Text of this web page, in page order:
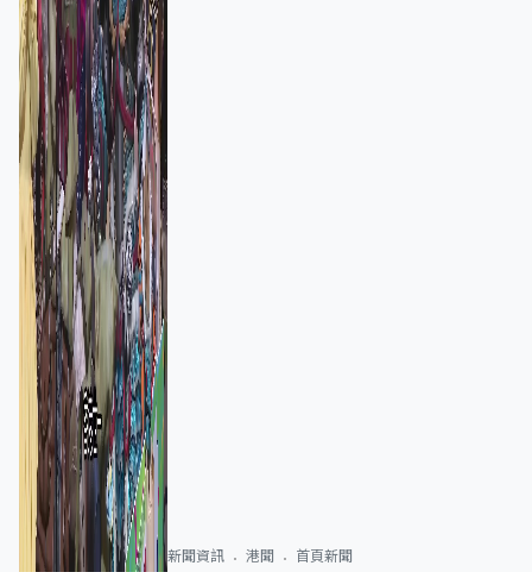
新聞資訊 港聞 首頁新聞